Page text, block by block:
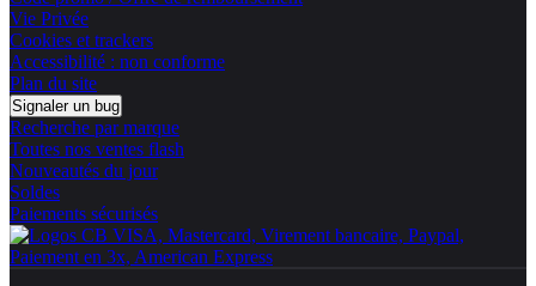
Vie Privée
Cookies et trackers
Accessibilité : non conforme
Plan du site
Signaler un bug
Recherche par marque
Toutes nos ventes flash
Nouveautés du jour
Soldes
Paiements sécurisés